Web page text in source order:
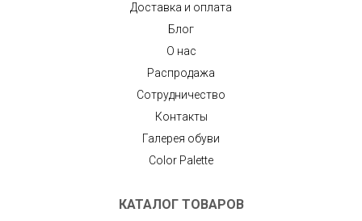
Доставка и оплата
Блог
О нас
Распродажа
Сотрудничество
Контакты
Галерея обуви
Color Palette
КАТАЛОГ ТОВАРОВ